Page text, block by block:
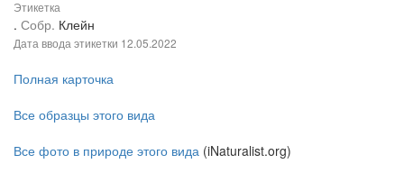
Этикетка
. Собр. Клейн
Дата ввода этикетки 12.05.2022
Полная карточка
Все образцы этого вида
Все фото в природе этого вида (iNaturalist.org)